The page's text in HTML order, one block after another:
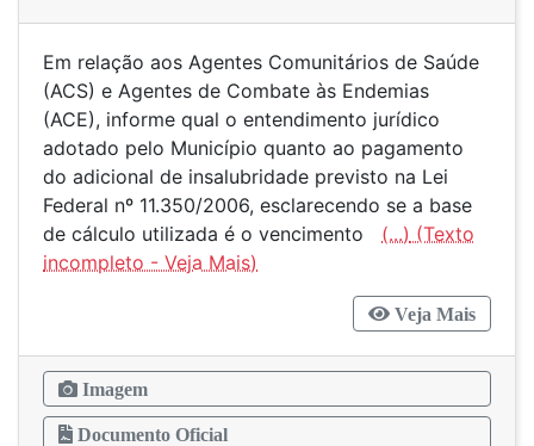
Em relação aos Agentes Comunitários de Saúde
(ACS) e Agentes de Combate às Endemias
(ACE), informe qual o entendimento jurídico
adotado pelo Município quanto ao pagamento
do adicional de insalubridade previsto na Lei
Federal nº 11.350/2006, esclarecendo se a base
de cálculo utilizada é o vencimento (...)
Veja Mais
Imagem
Documento Oficial